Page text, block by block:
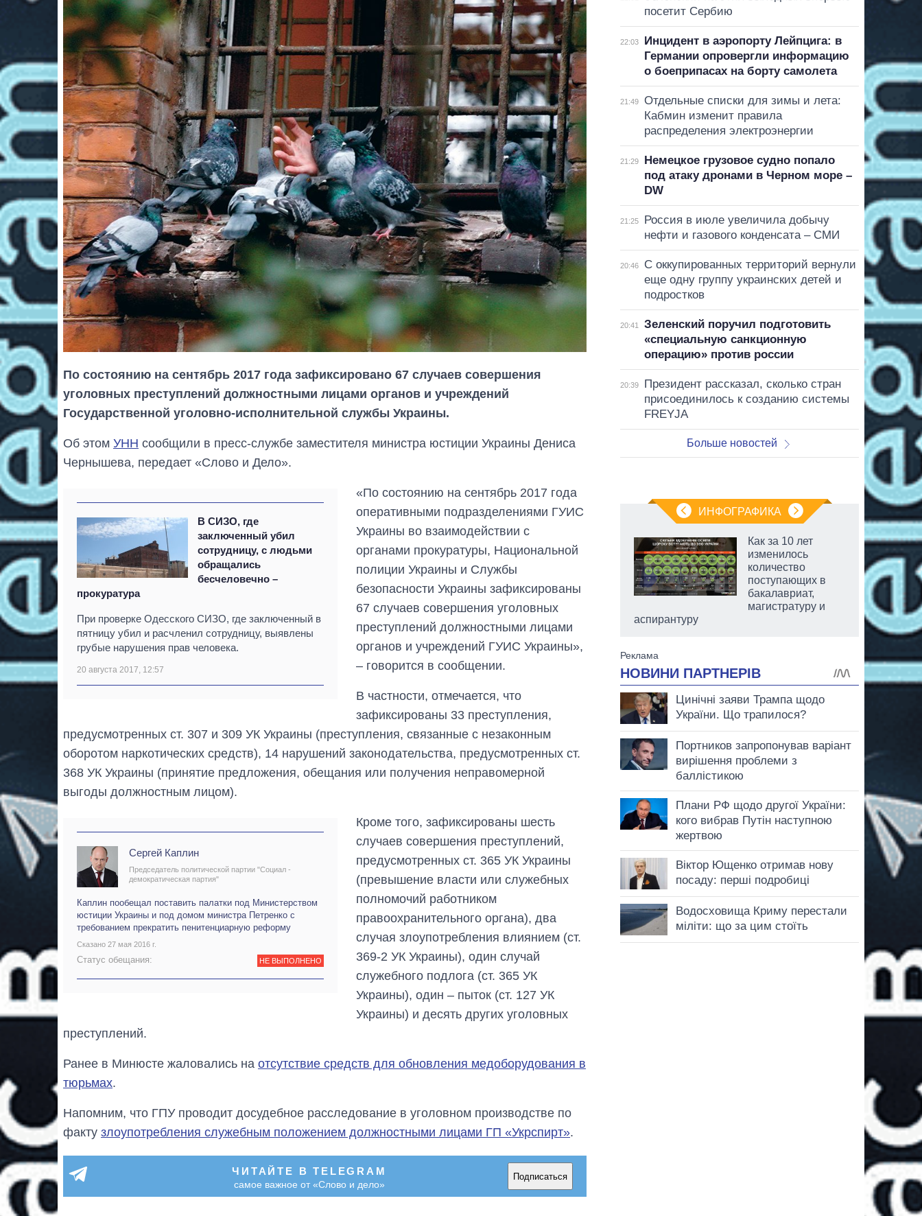
По состоянию на сентябрь 2017 года зафиксировано 67 случаев совершения
уголовных преступлений должностными лицами органов и учреждений
Государственной уголовно-исполнительной службы Украины.
Об этом УНН сообщили в пресс-службе заместителя министра юстиции Украины Дениса
Чернышева, передает «Слово и Дело».
В СИЗО, где
заключенный убил
сотрудницу, с людьми
обращались
бесчеловечно –
прокуратура
При проверке Одесского СИЗО, где заключенный в
пятницу убил и расчленил сотрудницу, выявлены
грубые нарушения прав человека.
20 августа 2017, 12:57
«По состоянию на сентябрь 2017 года
оперативными подразделениями ГУИС
Украины во взаимодействии с
органами прокуратуры, Национальной
полиции Украины и Службы
безопасности Украины зафиксированы
67 случаев совершения уголовных
преступлений должностными лицами
органов и учреждений ГУИС Украины»,
– говорится в сообщении.
В частности, отмечается, что
зафиксированы 33 преступления,
предусмотренных ст. 307 и 309 УК Украины (преступления, связанные с незаконным
оборотом наркотических средств), 14 нарушений законодательства, предусмотренных ст.
368 УК Украины (принятие предложения, обещания или получения неправомерной
выгоды должностным лицом).
Сергей Каплин
Председатель политической партии "Социал -
демократическая партия"
Каплин пообещал поставить палатки под Министерством
юстиции Украины и под домом министра Петренко с
требованием прекратить пенитенциарную реформу
Сказано 27 мая 2016 г.
Статус обещания: НЕ ВЫПОЛНЕНО
Кроме того, зафиксированы шесть
случаев совершения преступлений,
предусмотренных ст. 365 УК Украины
(превышение власти или служебных
полномочий работником
правоохранительного органа), два
случая злоупотребления влиянием (ст.
369-2 УК Украины), один случай
служебного подлога (ст. 365 УК
Украины), один – пыток (ст. 127 УК
Украины) и десять других уголовных
преступлений.
Ранее в Минюсте жаловались на отсутствие средств для обновления медоборудования в
тюрьмах.
Напомним, что ГПУ проводит досудебное расследование в уголовном производстве по
факту злоупотребления служебным положением должностными лицами ГП «Укрспирт».
ЧИТАЙТЕ В TELEGRAM
самое важное от «Слово и дело»
Подписаться
посетит Сербию
22:03
Инцидент в аэропорту Лейпцига: в
Германии опровергли информацию
о боеприпасах на борту самолета
21:49
Отдельные списки для зимы и лета:
Кабмин изменит правила
распределения электроэнергии
21:29
Немецкое грузовое судно попало
под атаку дронами в Черном море –
DW
21:25
Россия в июле увеличила добычу
нефти и газового конденсата – СМИ
20:46
С оккупированных территорий вернули
еще одну группу украинских детей и
подростков
20:41
Зеленский поручил подготовить
«специальную санкционную
операцию» против россии
20:39
Президент рассказал, сколько стран
присоединилось к созданию системы
FREYJA
Больше новостей
ИНФОГРАФИКА
гигантов: сколько
стоят и
OpenAI и Anthropic
Как за 10 лет
изменилось
количество
поступающих в
бакалавриат,
магистратуру и
аспирантуру